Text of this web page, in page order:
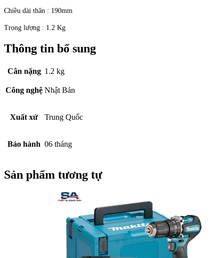
Chiều dài thân : 190mm
Trọng lượng : 1.2 Kg
Thông tin bổ sung
Cân nặng 1.2 kg
Công nghệ Nhật Bản
Xuất xứ Trung Quốc
Bảo hành 06 tháng
Sản phẩm tương tự